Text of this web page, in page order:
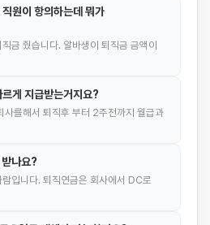
원이 항의하는데 뭐가
금 줬습니다. 알바생이 퇴직금 금액이
게 지급받는거지요?
사를해서 퇴직후 부터 2주전까지 월급과
나요?
입니다. 퇴직연금은 회사에서 DC로